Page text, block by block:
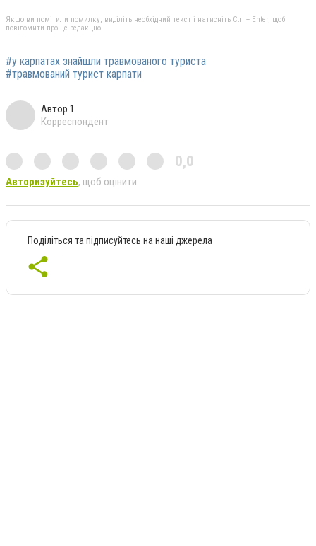
Якщо ви помітили помилку, виділіть необхідний текст і натисніть Ctrl + Enter, щоб
повідомити про це редакцію
#у карпатах знайшли травмованого туриста
#травмований турист карпати
Автор 1
Корреспондент
0,0
Авторизуйтесь, щоб оцінити
Поділіться та підписуйтесь на наші джерела